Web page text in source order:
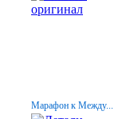
Марафон к Между...